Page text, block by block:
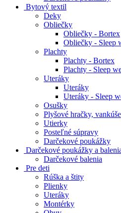
Bytový textil
Deky
Obliečky
Obliečky - Bortex
Obliečky - Sleep
Plachty
Plachty - Bortex
Plachty - Sleep
Uteráky
Uteráky
Uteráky - Sleep
Osušky
Plyšové hračky, vankúše
Utierky
Posteľné súpravy
Darčekové poukážky
Darčekové poukážky a
Darčekové balenia
Pre deti
Rúška a štity
Plienky
Uteráky
Montérky